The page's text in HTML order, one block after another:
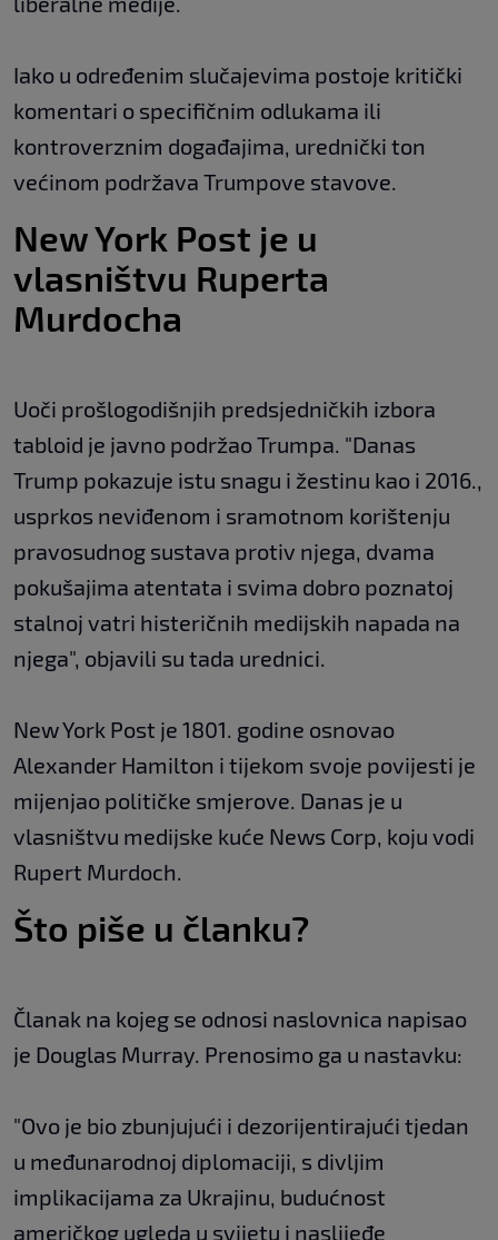
Iako u određenim slučajevima postoje kritički
komentari o specifičnim odlukama ili
kontroverznim događajima, urednički ton
većinom podržava Trumpove stavove.
New York Post je u
vlasništvu Ruperta
Murdocha
Uoči prošlogodišnjih predsjedničkih izbora
tabloid je javno podržao Trumpa. "Danas
Trump pokazuje istu snagu i žestinu kao i 2016.,
usprkos neviđenom i sramotnom korištenju
pravosudnog sustava protiv njega, dvama
pokušajima atentata i svima dobro poznatoj
stalnoj vatri histeričnih medijskih napada na
njega", objavili su tada urednici.
New York Post je 1801. godine osnovao
Alexander Hamilton i tijekom svoje povijesti je
mijenjao političke smjerove. Danas je u
vlasništvu medijske kuće News Corp, koju vodi
Rupert Murdoch.
Što piše u članku?
Članak na kojeg se odnosi naslovnica napisao
je Douglas Murray. Prenosimo ga u nastavku:
"Ovo je bio zbunjujući i dezorijentirajući tjedan
u međunarodnoj diplomaciji, s divljim
implikacijama za Ukrajinu, budućnost
američkog ugleda u svijetu i naslijeđe